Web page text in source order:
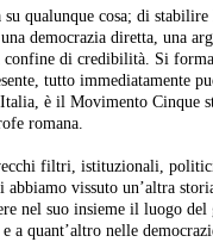
qualunque cosa; di stabilire
democrazia diretta, una
confine di credibilità. Si
tutto immediatamente
è il Movimento Cinque
romana.
filtri, istituzionali,
vissuto un’altra
nel suo insieme il luogo
a quant’altro nelle